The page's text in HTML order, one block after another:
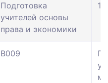
Подготовка
учителей основы
права и экономики
В009